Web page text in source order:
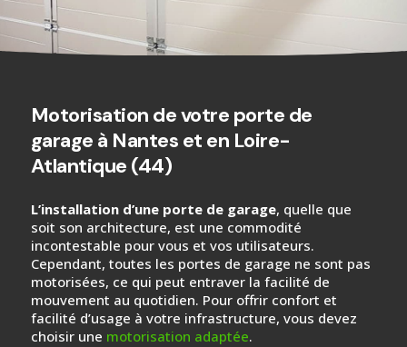
Accueil » Gamme pro Automatisme
Motorisation de votre porte de
garage à Nantes et en Loire-
Atlantique (44)
L’installation d’une porte de garage, quelle que
soit son architecture, est une commodité
incontestable pour vous et vos utilisateurs.
Cependant, toutes les portes de garage ne sont pas
motorisées, ce qui peut entraver la facilité de
mouvement au quotidien. Pour offrir confort et
facilité d’usage à votre infrastructure, vous devez
choisir une motorisation adaptée.